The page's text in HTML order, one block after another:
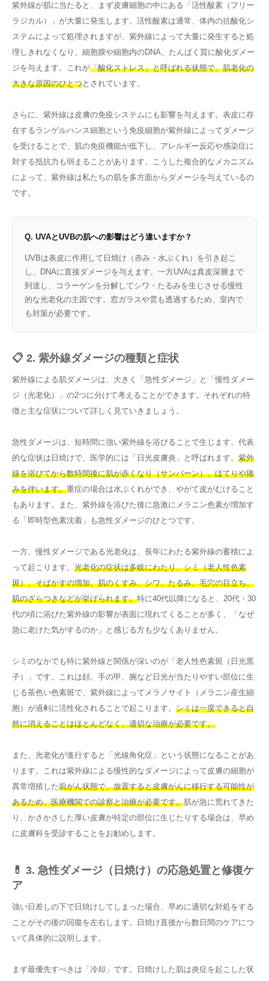
紫外線が肌に当たると、まず皮膚細胞の中にある「活性酸素（フリー
ラジカル）」が大量に発生します。活性酸素は通常、体内の抗酸化シ
ステムによって処理されますが、紫外線によって大量に発生すると処
理しきれなくなり、細胞膜や細胞内のDNA、たんぱく質に酸化ダメー
ジを与えます。これが「酸化ストレス」と呼ばれる状態で、肌老化の
大きな原因のひとつとされています。
さらに、紫外線は皮膚の免疫システムにも影響を与えます。表皮に存
在するランゲルハンス細胞という免疫細胞が紫外線によってダメージ
を受けることで、肌の免疫機能が低下し、アレルギー反応や感染症に
対する抵抗力も弱まることがあります。こうした複合的なメカニズム
によって、紫外線は私たちの肌を多方面からダメージを与えているの
です。
Q. UVAとUVBの肌への影響はどう違いますか？
UVBは表皮に作用して日焼け（赤み・水ぶくれ）を引き起こ
し、DNAに直接ダメージを与えます。一方UVAは真皮深層まで
到達し、コラーゲンを分解してシワ・たるみを生じさせる慢性
的な光老化の主因です。窓ガラスや雲も透過するため、室内で
も対策が必要です。
📋 2. 紫外線ダメージの種類と症状
紫外線による肌ダメージは、大きく「急性ダメージ」と「慢性ダメー
ジ（光老化）」の2つに分けて考えることができます。それぞれの特
徴と主な症状について詳しく見ていきましょう。
急性ダメージは、短時間に強い紫外線を浴びることで生じます。代表
的な症状は日焼けで、医学的には「日光皮膚炎」と呼ばれます。 紫外
線を浴びてから数時間後に肌が赤くなり（サンバーン）、ほてりや痛
みを伴います。重症の場合は水ぶくれができ、やがて皮がむけること
もあります。また、紫外線を浴びた後に急激にメラニン色素が増加す
る「即時型色素沈着」も急性ダメージのひとつです。
一方、慢性ダメージである光老化は、長年にわたる紫外線の蓄積によ
って起こります。 光老化の症状は多岐にわたり、シミ（老人性色素
斑）、そばかすの増加、肌のくすみ、シワ、たるみ、毛穴の目立ち、
肌のざらつきなどが挙げられます。特に40代以降になると、20代・30
代の頃に浴びた紫外線の影響が表面に現れてくることが多く、「なぜ
急に老けた気がするのか」と感じる方も少なくありません。
シミのなかでも特に紫外線と関係が深いのが「老人性色素斑（日光黒
子）」です。これは顔、手の甲、腕など日光が当たりやすい部位に生
じる茶色い色素斑で、紫外線によってメラノサイト（メラニン産生細
胞）が過剰に活性化されることで起こります。 シミは一度できると自
然に消えることはほとんどなく、適切な治療が必要です。
また、光老化が進行すると「光線角化症」という状態になることがあ
ります。これは紫外線による慢性的なダメージによって皮膚の細胞が
異常増殖した前がん状態で、放置すると皮膚がんに移行する可能性が
あるため、医療機関での診察と治療が必要です。肌が急に荒れてきた
り、かさかさした厚い皮膚が特定の部位に生じたりする場合は、早め
に皮膚科を受診することをお勧めします。
💊 3. 急性ダメージ（日焼け）の応急処置と修復ケ
ア
強い日差しの下で日焼けしてしまった場合、早めに適切な対処をする
ことがその後の回復を左右します。日焼け直後から数日間のケアにつ
いて具体的に説明します。
まず最優先すべきは「冷却」です。日焼けした肌は炎症を起こした状